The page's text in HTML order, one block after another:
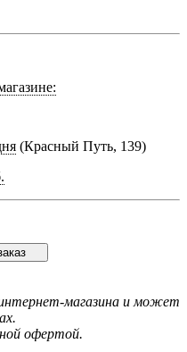
(Красный Путь, 139)
магазина и может
офертой.